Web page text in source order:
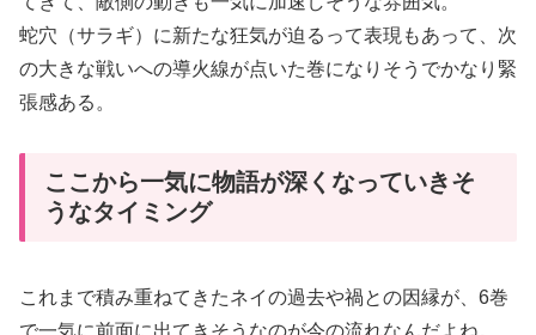
蛇穴（サラギ）に新たな狂気が迫るって表現もあって、次
の大きな戦いへの導火線が点いた巻になりそうでかなり緊
張感ある。
ここから一気に物語が深くなっていきそ
うなタイミング
これまで積み重ねてきたネイの過去や禍との因縁が、6巻
で一気に前面に出てきそうなのが今の流れなんだよね。